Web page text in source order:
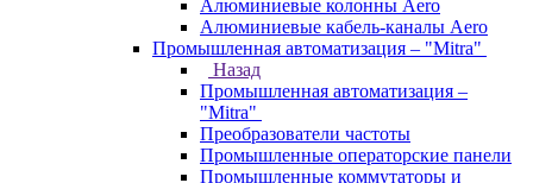
Алюминиевые колонны Aero
Алюминиевые кабель-каналы Aero
Промышленная автоматизация – "Mitra"
Назад
Промышленная автоматизация –
"Mitra"
Преобразователи частоты
Промышленные операторские панели
Промышленные коммутаторы и